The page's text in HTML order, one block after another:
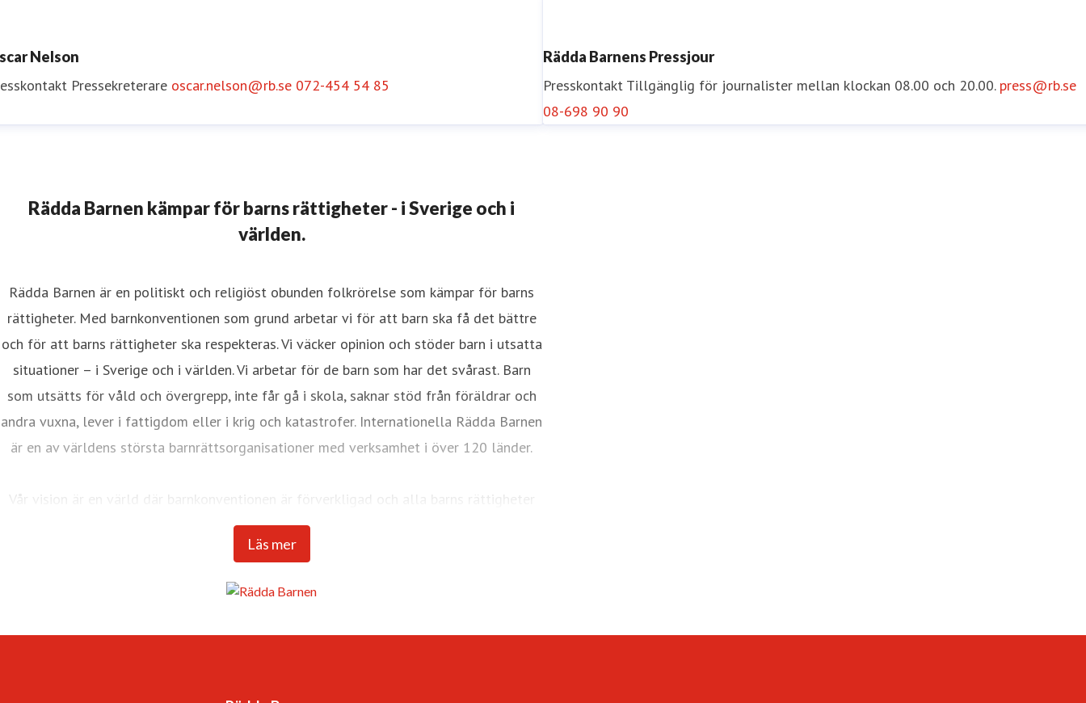
PressekreterareSvenska Frågor anne.thorngren@rb.se 0723-57 67 56
Nelson
Pressekreterare oscar.nelson@rb.se 072-454 54 85
Rädda Barnens Pressjour
Presskontakt Tillgänglig för journalister mellan klockan 08.00 och 20.00. press@rb.se
08-698 90 90
Rädda Barnen kämpar för barns rättigheter - i Sverige och i
världen.
Läs mer
Rädda Barnen är en politiskt och religiöst obunden folkrörelse som kämpar för barns
rättigheter. Med barnkonventionen som grund arbetar vi för att barn ska få det bättre
och för att barns rättigheter ska respekteras. Vi väcker opinion och stöder barn i utsatta
situationer – i Sverige och i världen. Vi arbetar för de barn som har det svårast. Barn
som utsätts för våld och övergrepp, inte får gå i skola, saknar stöd från föräldrar och
andra vuxna, lever i fattigdom eller i krig och katastrofer. Internationella Rädda Barnen
är en av världens största barnrättsorganisationer med verksamhet i över 120 länder.
Vår vision är en värld där barnkonventionen är förverkligad och alla barns rättigheter
tillgodosedda. Det är en värld
-som lyssnar till – och lär av – barn